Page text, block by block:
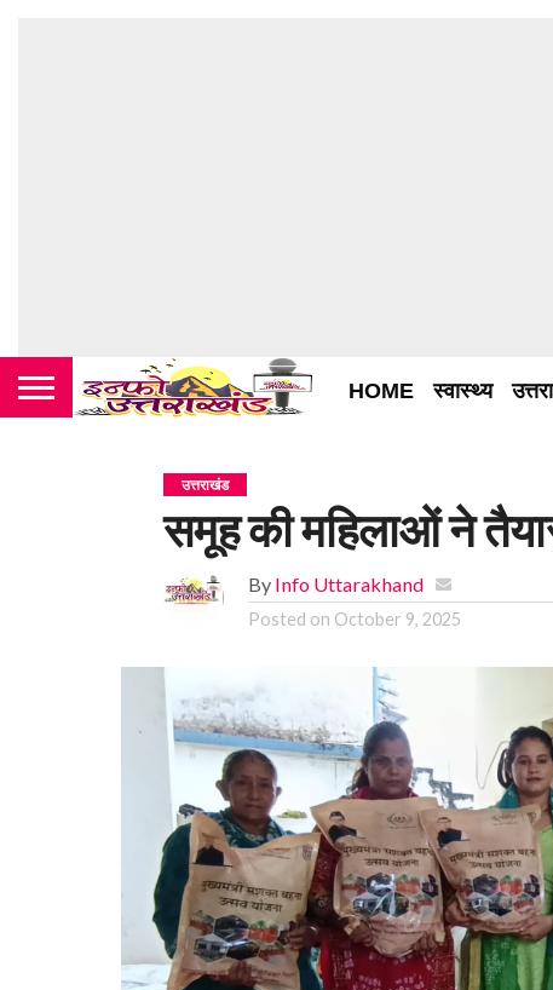
HOME स्वास्थ्य
उत्तराखंड
समूह की महिलाओं ने
By Info Uttarakhand
Posted on October 9, 2025